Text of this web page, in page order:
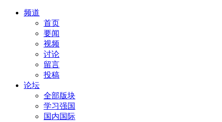
频道
首页
要闻
视频
讨论
留言
投稿
论坛
全部版块
学习强国
国内国际